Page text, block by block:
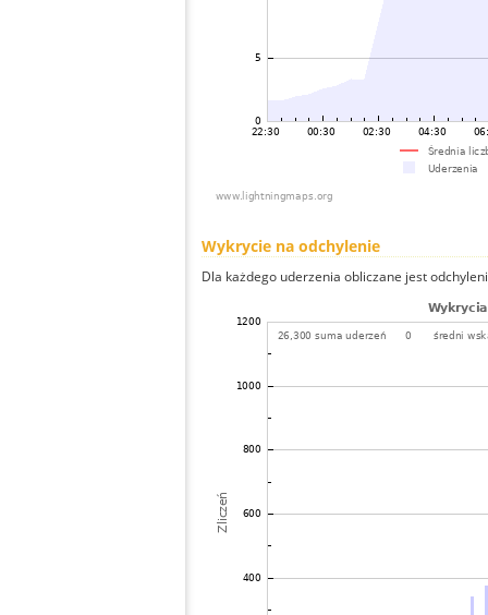
Wykrycie na odchylenie
Dla każdego uderzenia obliczane jest